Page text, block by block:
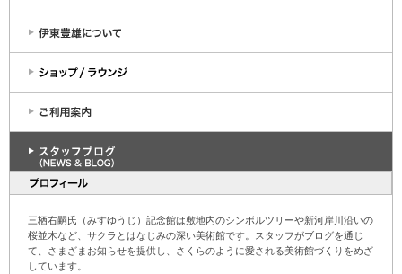
三栖右嗣氏（みすゆうじ）記念館は敷地内のシンボルツリーや新河岸川沿いの
桜並木など、サクラとはなじみの深い美術館です。スタッフがブログを通じ
て、さまざまお知らせを提供し、さくらのように愛される美術館づくりをめざ
しています。